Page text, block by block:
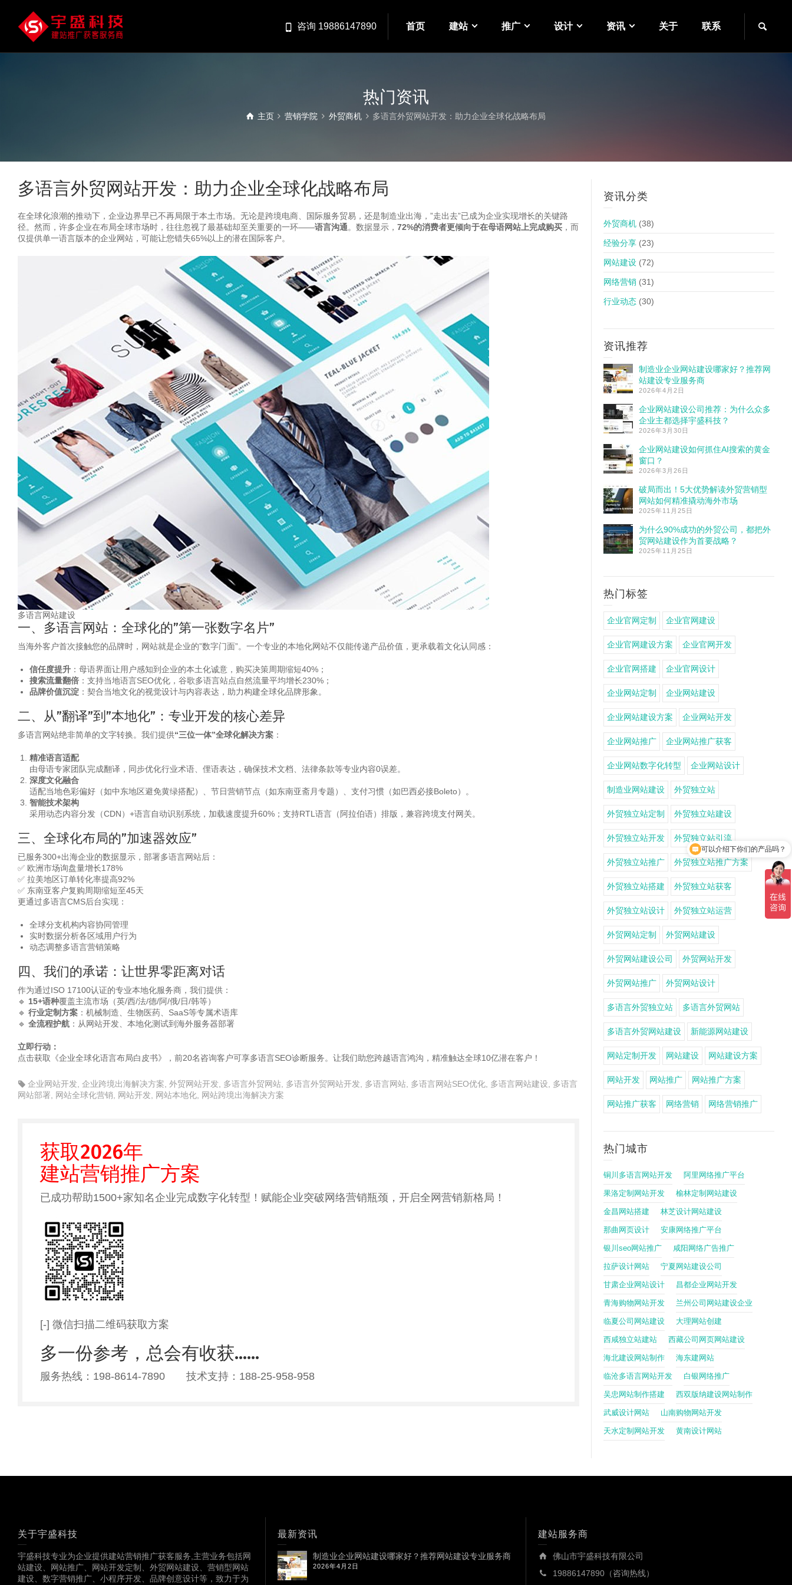
咨询 19886147890 首页 建站 推广 设计 资讯 关于 联系
热门资讯
主页 营销学院 外贸商机 多语言外贸网站开发：助力企业全球化战略布局
多语言外贸网站开发：助力企业全球化战略布局
在全球化浪潮的推动下，企业边界早已不再局限于本土市场。无论是跨境电商、国际服务贸易，还是制造业出海，”走出去”已成为企业实现增长的关键路
径。然而，许多企业在布局全球市场时，往往忽视了最基础却至关重要的一环——语言沟通。数据显示， 72%的消费者更倾向于在母语网站上完成购买 ，而
仅提供单一语言版本的企业网站，可能让您错失65%以上的潜在国际客户。
多语言网站建设
一、多语言网站：全球化的”第一张数字名片”
当海外客户首次接触您的品牌时，网站就是企业的”数字门面”。一个专业的本地化网站不仅能传递产品价值，更承载着文化认同感：
信任度提升 ：母语界面让用户感知到企业的本土化诚意，购买决策周期缩短40%；
搜索流量翻倍 ：支持当地语言SEO优化，谷歌多语言站点自然流量平均增长230%；
品牌价值沉淀 ：契合当地文化的视觉设计与内容表达，助力构建全球化品牌形象。
二、从”翻译”到”本地化”：专业开发的核心差异
多语言网站绝非简单的文字转换。我们提供“三位一体”全球化解决方案 ：
精准语言适配
由母语专家团队完成翻译，同步优化行业术语、俚语表达，确保技术文档、法律条款等专业内容0误差。
深度文化融合
适配当地色彩偏好（如中东地区避免黄绿搭配）、节日营销节点（如东南亚斋月专题）、支付习惯（如巴西必接Boleto）。
智能技术架构
采用动态内容分发（CDN）+语言自动识别系统，加载速度提升60%；支持RTL语言（阿拉伯语）排版，兼容跨境支付网关。
三、全球化布局的”加速器效应”
已服务300+出海企业的数据显示，部署多语言网站后：
✅ 欧洲市场询盘量增长178%
✅ 拉美地区订单转化率提高92%
✅ 东南亚客户复购周期缩短至45天
更通过多语言CMS后台实现：
全球分支机构内容协同管理
实时数据分析各区域用户行为
动态调整多语言营销策略
四、我们的承诺：让世界零距离对话
作为通过ISO 17100认证的专业本地化服务商，我们提供：
🔹 15+语种覆盖主流市场（英/西/法/德/阿/俄/日/韩等）
🔹 行业定制方案 ：机械制造、生物医药、SaaS等专属术语库
🔹 全流程护航 ：从网站开发、本地化测试到海外服务器部署
立即行动：
点击获取《企业全球化语言布局白皮书》，前20名咨询客户可享多语言SEO诊断服务。让我们助您跨越语言鸿沟，精准触达全球10亿潜在客户！
企业网站开发, 企业跨境出海解决方案 外贸网站开发, 多语言外贸网站, 多语言外贸网站开发, 多语言网站, 多语言网站SEO优化, 多语言网站建设
多语言
网站部署
网站全球化营销 网站开发 网站本地化 网站跨境出海解决方案
获取2026年
建站营销推广方案
已成功帮助1500+家知名企业完成数字化转型！赋能企业突破网络营销瓶颈，开启全网营销新格局！
[-] 微信扫描二维码获取方案
多一份参考，总会有收获……
服务热线：198-8614-7890 技术支持：188-25-958-958
资讯分类
外贸商机 (38)
经验分享 (23)
网站建设 (72)
网络营销 (31)
行业动态 (30)
资讯推荐
制造业企业网站建设哪家好？推荐网
站建设专业服务商
2026年4月2日
企业网站建设公司推荐：为什么众多
企业主都选择宇盛科技？
2026年3月30日
企业网站建设如何抓住AI搜索的黄金
窗口？
2026年3月26日
破局而出！5大优势解读外贸营销型
网站如何精准撬动海外市场
2025年11月25日
为什么90%成功的外贸公司，都把外
贸网站建设作为首要战略？
2025年11月25日
热门标签
企业官网定制 企业官网建设
企业官网建设方案 企业官网开发
企业官网搭建 企业官网设计
企业网站定制 企业网站建设
企业网站建设方案 企业网站开发
企业网站推广 企业网站推广获客
企业网站数字化转型 企业网站设计
制造业网站建设 外贸独立站
外贸独立站定制 外贸独立站建设
外贸独立站开发 外贸独立站引流
外贸独立站推广 外贸独立站推广方案
外贸独立站搭建 外贸独立站获客
外贸独立站设计 外贸独立站运营
外贸网站定制 外贸网站建设
外贸网站建设公司 外贸网站开发
外贸网站推广 外贸网站设计
多语言外贸独立站 多语言外贸网站
多语言外贸网站建设 新能源网站建设
网站定制开发 网站建设 网站建设方案
网站开发 网站推广 网站推广方案
网站推广获客 网络营销 网络营销推广
热门城市
铜川多语言网站开发 阿里网络推广平台
果洛定制网站开发 榆林定制网站建设
金昌网站搭建 林芝设计网站建设
那曲网页设计 安康网络推广平台
银川seo网站推广 咸阳网络广告推广
拉萨设计网站 宁夏网站建设公司
甘肃企业网站设计 昌都企业网站开发
青海购物网站开发 兰州公司网站建设企业
临夏公司网站建设 大理网站创建
西咸独立站建站 西藏公司网页网站建设
海北建设网站制作 海东建网站
临沧多语言网站开发 白银网络推广
吴忠网站制作搭建 西双版纳建设网站制作
武威设计网站 山南购物网站开发
天水定制网站开发 黄南设计网站
关于宇盛科技
宇盛科技专业为企业提供建站营销推广获客服务,主营业务包括网
站建设、网站推广、网站开发定制、外贸网站建设、营销型网站
建设、数字营销推广、小程序开发、品牌创意设计等，致力于为
最新资讯
制造业企业网站建设哪家好？推荐网站建设专业服务商
2026年4月2日
建站服务商
佛山市宇盛科技有限公司
19886147890（咨询热线）
你们是怎么收费的呢？